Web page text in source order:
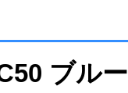
ブルー